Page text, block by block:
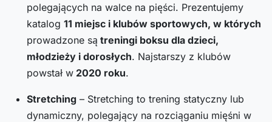
polegających na walce na pięści. Prezentujemy
katalog 11 miejsc i klubów sportowych, w których
prowadzone są treningi boksu dla dzieci,
młodzieży i dorosłych. Najstarszy z klubów
powstał w 2020 roku.
Stretching – Stretching to trening statyczny lub
dynamiczny, polegający na rozciąganiu mięśni w